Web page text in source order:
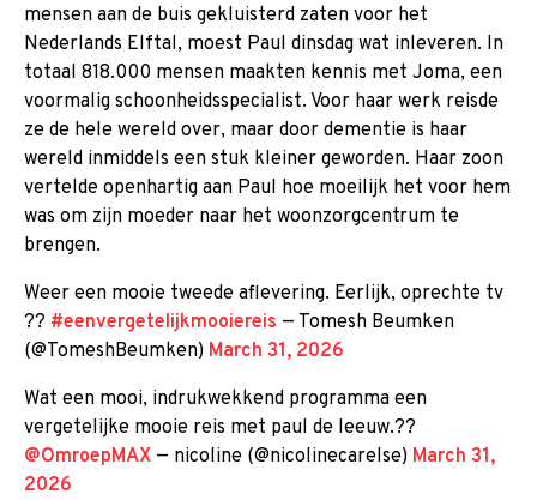
mensen aan de buis gekluisterd zaten voor het
Nederlands Elftal, moest Paul dinsdag wat inleveren. In
totaal 818.000 mensen maakten kennis met Joma, een
voormalig schoonheidsspecialist. Voor haar werk reisde
ze de hele wereld over, maar door dementie is haar
wereld inmiddels een stuk kleiner geworden. Haar zoon
vertelde openhartig aan Paul hoe moeilijk het voor hem
was om zijn moeder naar het woonzorgcentrum te
brengen.
Weer een mooie tweede aflevering. Eerlijk, oprechte tv
?? #eenvergetelijkmooiereis — Tomesh Beumken
(@TomeshBeumken) March 31, 2026
Wat een mooi, indrukwekkend programma een
vergetelijke mooie reis met paul de leeuw.??
@OmroepMAX — nicoline (@nicolinecarelse) March 31,
2026